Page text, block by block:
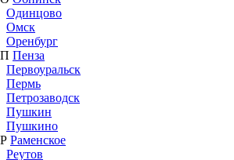
Одинцово
Омск
Оренбург
П Пенза
Первоуральск
Пермь
Петрозаводск
Пушкин
Пушкино
Р Раменское
Реутов